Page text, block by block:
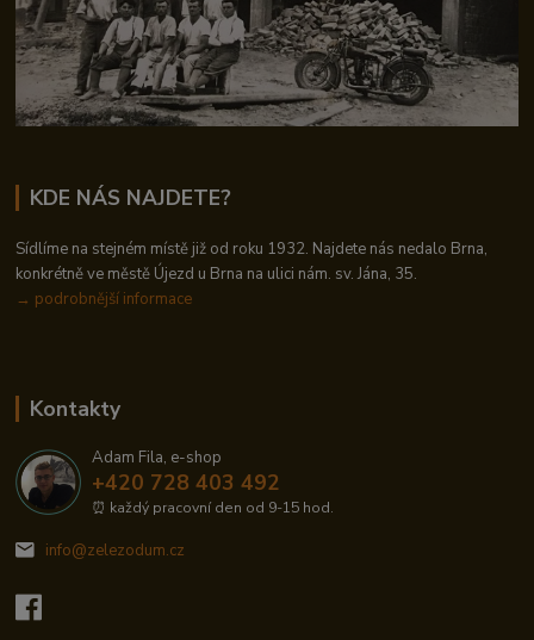
KDE NÁS NAJDETE?
Sídlíme na stejném místě již od roku 1932. Najdete nás nedalo Brna,
konkrétně ve městě Újezd u Brna na ulici nám. sv. Jána, 35.
→ podrobnější informace
Kontakty
Adam Fila, e-shop
+420 728 403 492
⏰ každý pracovní den od 9-15 hod.
info@zelezodum.cz